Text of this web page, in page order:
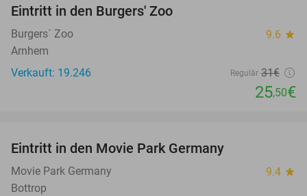
Eintritt in den Burgers' Zoo
Burgers´ Zoo 9.6 star
Arnhem
Verkauft: 19.246
Regulär 31€
25,50€
Eintritt in den Movie Park Germany
Movie Park Germany 9.4 star
Bottrop